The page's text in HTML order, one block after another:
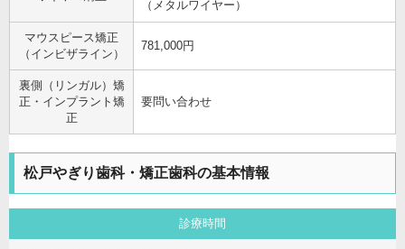
（メタルワイヤー）
マウスピース矯正
（インビザライン）
781,000円
裏側（リンガル）矯
正・インプラント矯
正
要問い合わせ
松戸やぎり歯科・矯正歯科の基本情報
診療時間